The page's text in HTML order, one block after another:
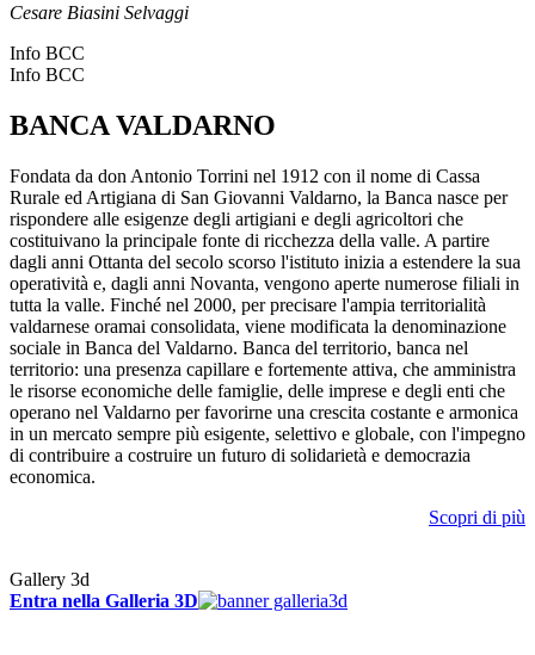
Cesare Biasini Selvaggi
Info BCC
Info BCC
BANCA VALDARNO
Fondata da don Antonio Torrini nel 1912 con il nome di Cassa
Rurale ed Artigiana di San Giovanni Valdarno, la Banca nasce per
rispondere alle esigenze degli artigiani e degli agricoltori che
costituivano la principale fonte di ricchezza della valle. A partire
dagli anni Ottanta del secolo scorso l'istituto inizia a estendere la sua
operatività e, dagli anni Novanta, vengono aperte numerose filiali in
tutta la valle. Finché nel 2000, per precisare l'ampia territorialità
valdarnese oramai consolidata, viene modificata la denominazione
sociale in Banca del Valdarno. Banca del territorio, banca nel
territorio: una presenza capillare e fortemente attiva, che amministra
le risorse economiche delle famiglie, delle imprese e degli enti che
operano nel Valdarno per favorirne una crescita costante e armonica
in un mercato sempre più esigente, selettivo e globale, con l'impegno
di contribuire a costruire un futuro di solidarietà e democrazia
economica.
Scopri di più
Gallery 3d
Entra nella Galleria 3D